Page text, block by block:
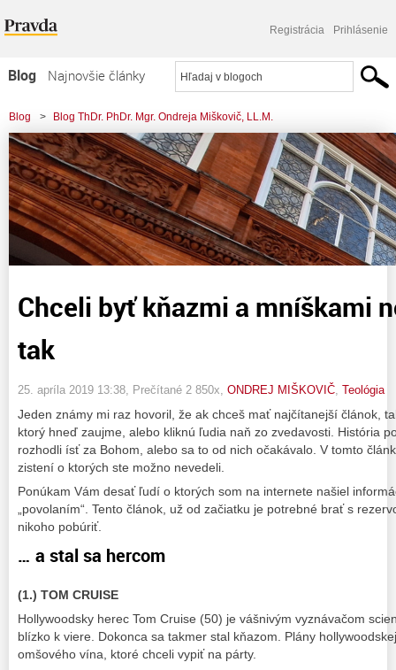
Registrácia Prihlásenie
Blog
Najnovšie články
Najčítanejšie články
Najkomentovanejšie články
Zoznam blogov
Komerčné blogy
Blog > Blog ThDr. PhDr. Mgr. Ondreja Miškovič, LL.M.
> Chceli byť kňazmi a mníškami no nestalo sa tak
Chceli byť kňazmi a mníškami
tak
25. apríla 2019 13:38 , Prečítané 2 850x, ONDREJ MIŠKOVIČ Teológia
Jeden známy mi raz hovoril, že ak chceš mať najčítanejší článok,
ktorý hneď zaujme, alebo kliknú ľudia naň zo zvedavosti. História
rozhodli ísť za Bohom, alebo sa to od nich očakávalo. V tomto
zistení o ktorých ste možno nevedeli.
Ponúkam Vám desať ľudí o ktorých som na internete našiel
„povolaním“. Tento článok, už od začiatku je potrebné brať s
nikoho pobúriť.
… a stal sa hercom
(1.) TOM CRUISE
Hollywoodsky herec Tom Cruise (50) je vášnivým vyznávačom
blízko k viere. Dokonca sa takmer stal kňazom. Plány
omšového vína, ktoré chceli vypiť na párty.